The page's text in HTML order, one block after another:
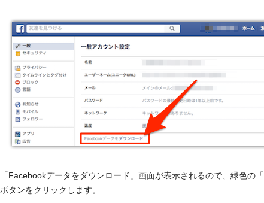
「Facebookデータをダウンロード」画面が表示されるので、緑色の「
ボタンをクリックします。